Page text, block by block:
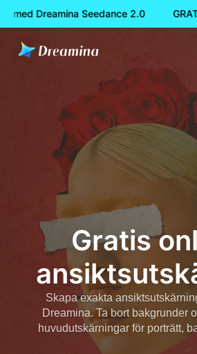
med Dreamina Seedance 2.0
Hem Gratis online ansiktsutskärning
Gratis
Skapa exakta
Dreamina. Ta bort bakgrunder
huvudutskärningar för porträtt,